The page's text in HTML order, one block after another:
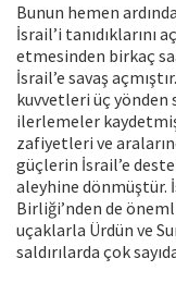
Bunun hemen
İsrail’i tanıdıklarını
etmesinden birkaç
İsrail’e savaş
kuvvetleri üç yönden
ilerlemeler
zafiyetleri ve
güçlerin İsrail’e
aleyhine dönmüştür.
Birliği’nden de
uçaklarla Ürdün ve
saldırılarda çok